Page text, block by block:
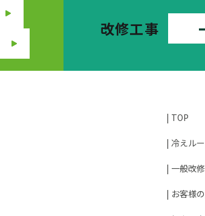
改修工事
TOP
冷えル
一般改修
お客様